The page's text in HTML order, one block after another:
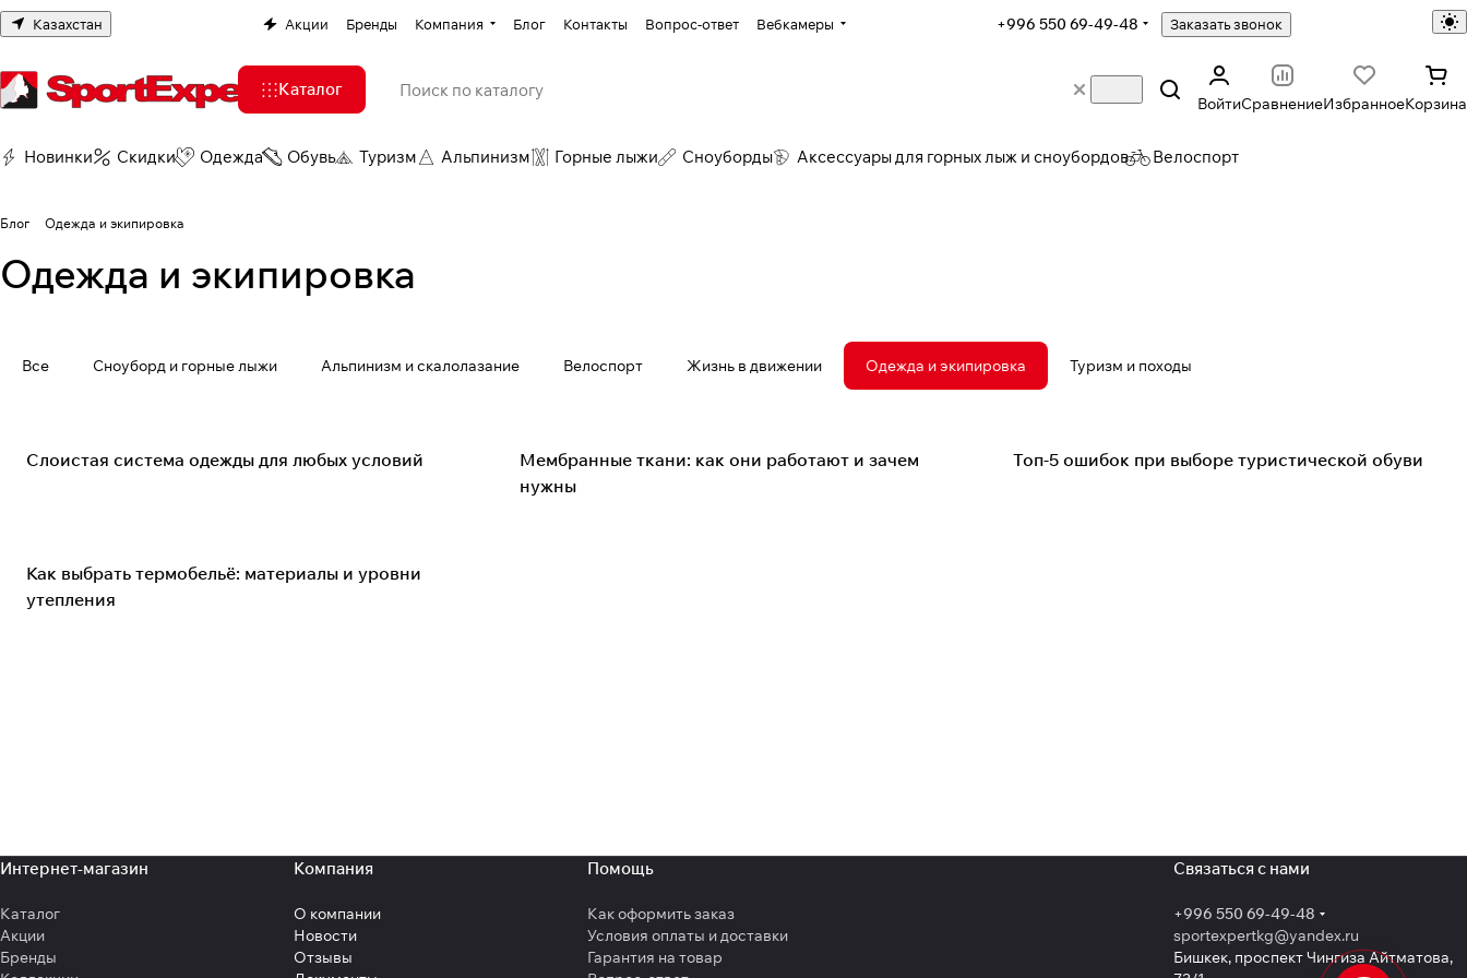
Казахстан Акции Бренды Компания Блог Контакты Вопрос-ответ Вебкамеры +996 550 69-49-48 Заказать звонок
Каталог
ВойтиСравнениеИзбранноеКорзина
Новинки Скидки Одежда Обувь Туризм Альпинизм Горные лыжи Сноуборды Аксессуары для горных лыж и сноубордов Велоспорт
Блог Одежда и экипировка
Одежда и экипировка
Все Сноуборд и горные лыжи Альпинизм и скалолазание Велоспорт Жизнь в движении Одежда и экипировка Туризм и походы
Одежда и экипировка
Слоистая система одежды для любых условий Одежда и экипировка
Мембранные ткани: как они работают и зачем
нужны
Одежда и экипировка
Топ-5 ошибок при выборе туристической обуви
Одежда и экипировка
Как выбрать термобельё: материалы и уровни
утепления
Интернет-магазин
Каталог
Акции
Бренды
Компания
О компании
Новости
Отзывы
Помощь
Как оформить заказ
Условия оплаты и доставки
Гарантия на товар
Связаться с нами
+996 550 69-49-48
sportexpertkg@yandex.ru
Бишкек, проспект Чингиза Айтматова,